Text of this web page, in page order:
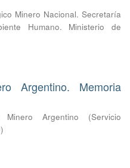
Minero Nacional. Secretaría
Humano. Ministerio de
Argentino. Memoria
Minero Argentino (Servicio
)